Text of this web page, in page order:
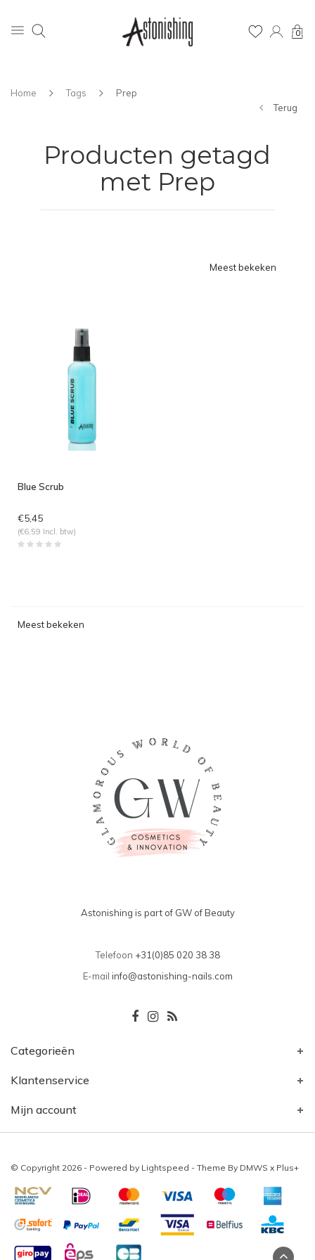
0
Home Tags
Prep
Terug
Producten getagd
met Prep
Meest bekeken
Blue Scrub
€5,45
(€6,59 Incl. btw)
Meest bekeken
Astonishing is part of GW of Beauty
Telefoon +31(0)85 020 38 38
E-mail info@astonishing-nails.com
Categorieën
Klantenservice
Mijn account
© Copyright 2026 - Powered by Lightspeed - Theme By DMWS x Plus+